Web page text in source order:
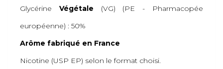
Glycérine Végétale (VG) (PE - Pharmacopée
européenne) : 50%
Arôme fabriqué en France
Nicotine (USP EP) selon le format choisi.